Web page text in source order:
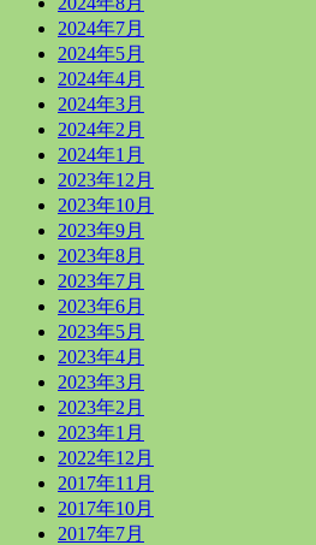
2024年7月
2024年5月
2024年4月
2024年3月
2024年2月
2024年1月
2023年12月
2023年10月
2023年9月
2023年8月
2023年7月
2023年6月
2023年5月
2023年4月
2023年3月
2023年2月
2023年1月
2022年12月
2017年11月
2017年10月
2017年7月